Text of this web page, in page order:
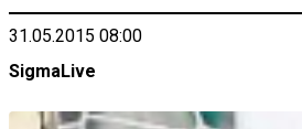
31.05.2015 08:00
SigmaLive